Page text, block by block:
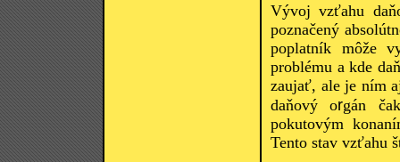
Vývoj vzťahu
poznačený
poplatník môže
problému a kde
zaujať, ale je ním
daňový orgán
pokutovým
Tento stav vzťahu